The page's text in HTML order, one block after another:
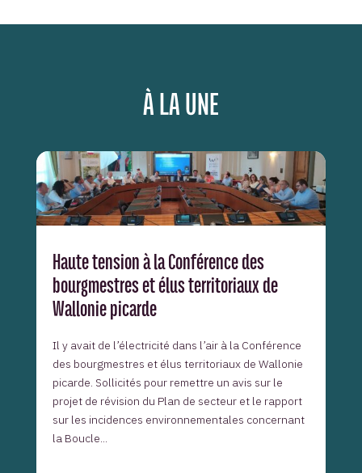
À LA UNE
Haute tension à la Conférence des
bourgmestres et élus territoriaux de
Wallonie picarde
Il y avait de l’électricité dans l’air à la Conférence
des bourgmestres et élus territoriaux de Wallonie
picarde. Sollicités pour remettre un avis sur le
projet de révision du Plan de secteur et le rapport
sur les incidences environnementales concernant
la Boucle...